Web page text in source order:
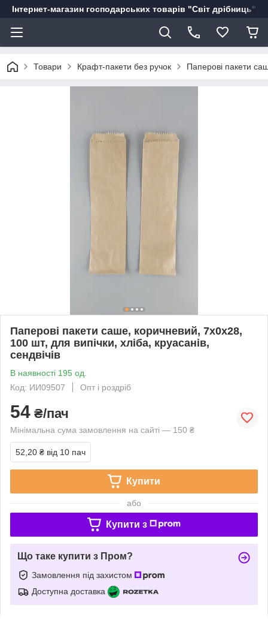
Інтернет-магазин господарських товарів "Світ дрібниць"
Товари Крафт-пакети без ручок Паперові пакети
Паперові пакети саше, коричневий, 7x0x28,
100 шт, для випічки, хліба, круасанів,
сендвічів
В наявності 195 од.
Код: ИИ09507
Опт і роздріб
54 ₴/пач
Мінімальна сума замовлення на сайті — 150 ₴
52,20 ₴ від 10 пач
Купити
або
Купити з
Що таке купити з Пром?
Замовлення під захистом
Доступна доставка